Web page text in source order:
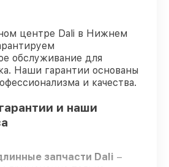
центре Dali в Нижнем
обслуживание для
Наши гарантии основаны
и качества.
и наши
запчасти Dali –